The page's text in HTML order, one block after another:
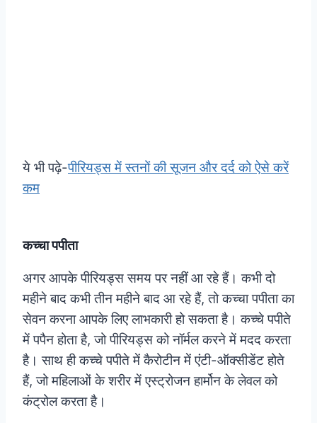
ये भी पढ़े-पीरियड्स में स्तनों की सूजन और दर्द को ऐसे करें
कम
कच्चा पपीता
अगर आपके पीरियड्स समय पर नहीं आ रहे हैं। कभी दो
महीने बाद कभी तीन महीने बाद आ रहे हैं, तो कच्चा पपीता का
सेवन करना आपके लिए लाभकारी हो सकता है। कच्चे पपीते
में पपैन होता है, जो पीरियड्स को नॉर्मल करने में मदद करता
है। साथ ही कच्चे पपीते में कैरोटीन में एंटी-ऑक्‍सीडेंट होते
हैं, जो महिलाओं के शरीर में एस्‍ट्रोजन हार्मोन के लेवल को
कंट्रोल करता है।